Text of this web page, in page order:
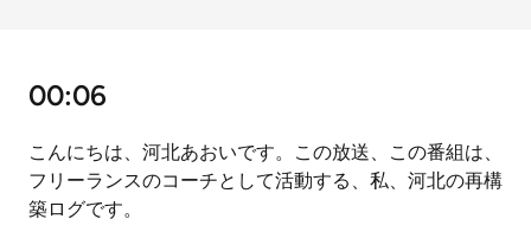
00:06
こんにちは、河北あおいです。この放送、この番組は、
フリーランスのコーチとして活動する、私、河北の再構
築ログです。